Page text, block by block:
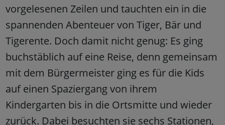
vorgelesenen Zeilen und tauchten ein in die
spannenden Abenteuer von Tiger, Bär und
Tigerente. Doch damit nicht genug: Es ging
buchstäblich auf eine Reise, denn gemeinsam
mit dem Bürgermeister ging es für die Kids
auf einen Spaziergang von ihrem
Kindergarten bis in die Ortsmitte und wieder
zurück. Dabei besuchten sie sechs Stationen,